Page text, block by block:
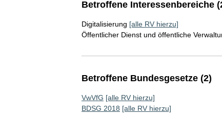
Betroffene Interessenbereiche
Digitalisierung [alle RV hierzu]
Öffentlicher Dienst und öffentliche
Betroffene Bundesgesetze (2)
VwVfG [alle RV hierzu]
BDSG 2018 [alle RV hierzu]